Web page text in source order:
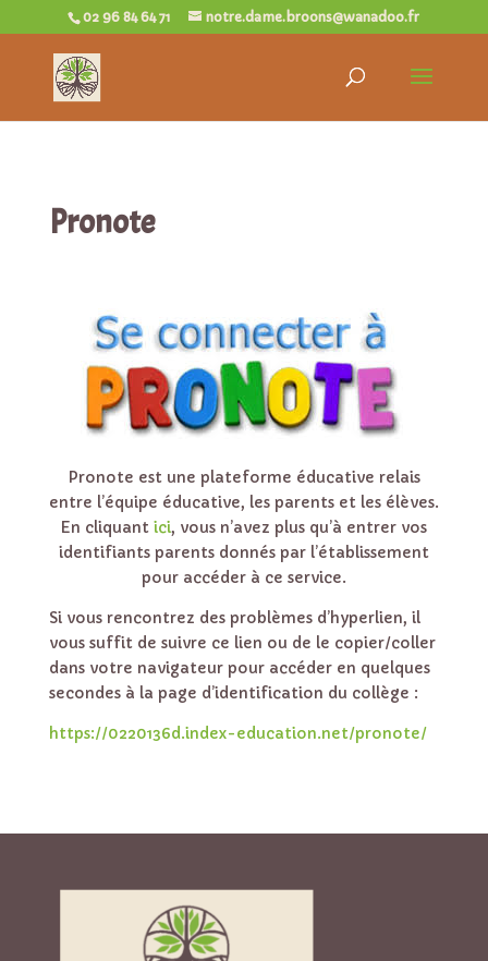
02 96 84 64 71 notre.dame.broons@wanadoo.fr
Pronote
Pronote est une plateforme éducative relais
entre l’équipe éducative, les parents et les élèves.
En cliquantici, vous n’avez plus qu’à entrer vos
identifiants parents donnés par l’établissement
pour accéder à ce service.
Si vous rencontrez des problèmes d’hyperlien, il
vous suffit de suivre ce lien ou de le copier/coller
dans votre navigateur pour accéder en quelques
secondes à la page d’identification du collège :
https://0220136d.index-education.net/pronote/